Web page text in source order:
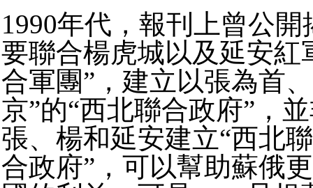
1990年代，報刊上曾公
要聯合楊虎城以及延安紅
合軍團”，建立以張為首
京”的“西北聯合政府”，
張、楊和延安建立“西北
合政府”，可以幫助蘇俄